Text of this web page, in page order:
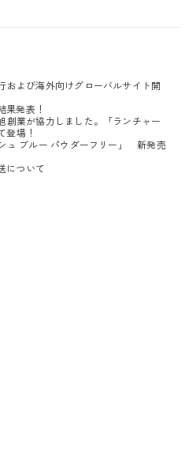
および海外向けグローバルサイト開
果発表！
創業が協力しました。「ランチャー
登場！
ュ ブルー パウダーフリー」 新発売
について